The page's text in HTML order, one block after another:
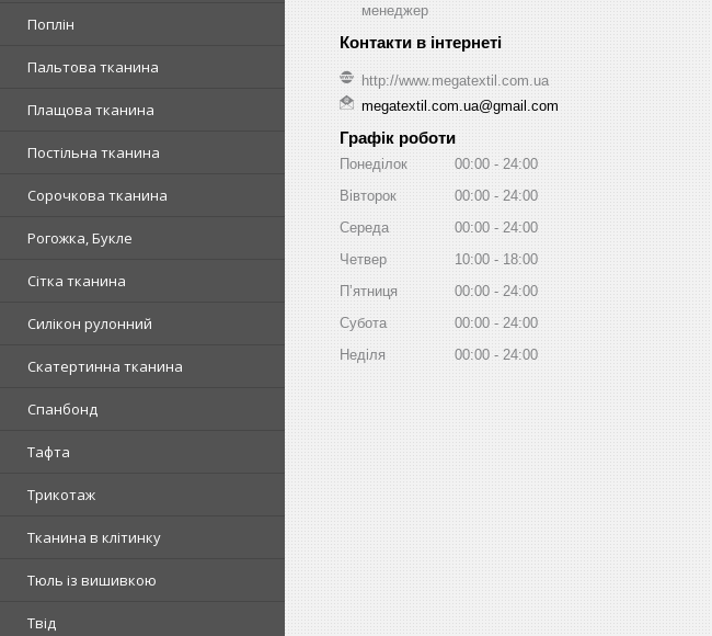
Поплін
Пальтова тканина
Плащова тканина
Постільна тканина
Сорочкова тканина
Рогожка, Букле
Сітка тканина
Силікон рулонний
Скатертинна тканина
Спанбонд
Тафта
Трикотаж
Тканина в клітинку
Тюль із вишивкою
Твід
менеджер
http://www.megatextil.com.ua
megatextil.com.ua@gmail.com
Графік роботи
Понеділок 00:00
24:00
Вівторок
00:00
24:00
Середа
00:00
24:00
Четвер
10:00
18:00
Пʼятниця
00:00
24:00
Субота
00:00
24:00
Неділя
00:00 24:00